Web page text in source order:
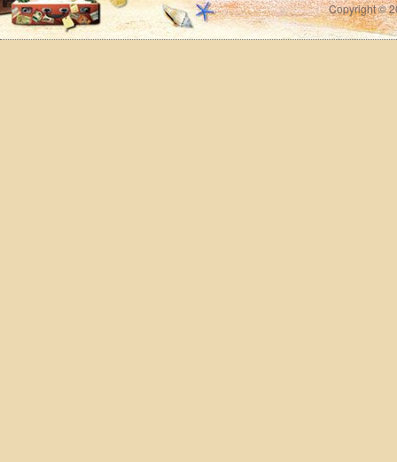
Copyright ©